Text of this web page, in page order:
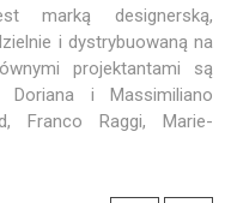
marką designerską,
i dystrybuowaną na
projektantami są
Doriana i Massimiliano
Franco Raggi, Marie-